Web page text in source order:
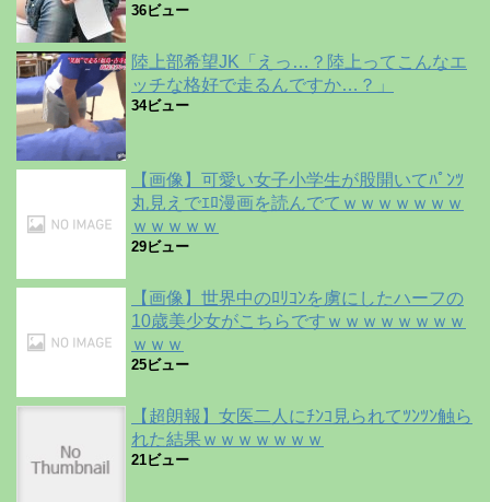
36ビュー
陸上部希望JK「えっ…？陸上ってこんなエ
ッチな格好で走るんですか…？」
34ビュー
【画像】可愛い女子小学生が股開いてﾊﾟﾝﾂ
丸見えでｴﾛ漫画を読んでてｗｗｗｗｗｗｗ
ｗｗｗｗｗ
29ビュー
【画像】世界中のﾛﾘｺﾝを虜にしたハーフの
10歳美少女がこちらですｗｗｗｗｗｗｗｗ
ｗｗｗ
25ビュー
【超朗報】女医二人にﾁﾝｺ見られてﾂﾝﾂﾝ触ら
れた結果ｗｗｗｗｗｗｗ
21ビュー